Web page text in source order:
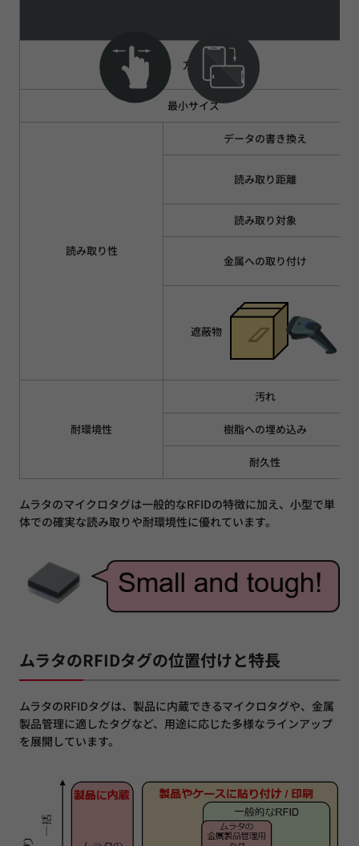
方式
最小サイズ
読み取り性
データの書き換え
読み取り距離
読み取り対象
金属への取り付け
遮蔽物
耐環境性
汚れ
樹脂への埋め込み
耐久性
ムラタのマイクロタグは一般的なRFIDの特徴に加え、小型で単
体での確実な読み取りや耐環境性に優れています。
ムラタのRFIDタグの位置付けと特長
ムラタのRFIDタグは、製品に内蔵できるマイクロタグや、金属
製品管理に適したタグなど、用途に応じた多様なラインアップ
を展開しています。